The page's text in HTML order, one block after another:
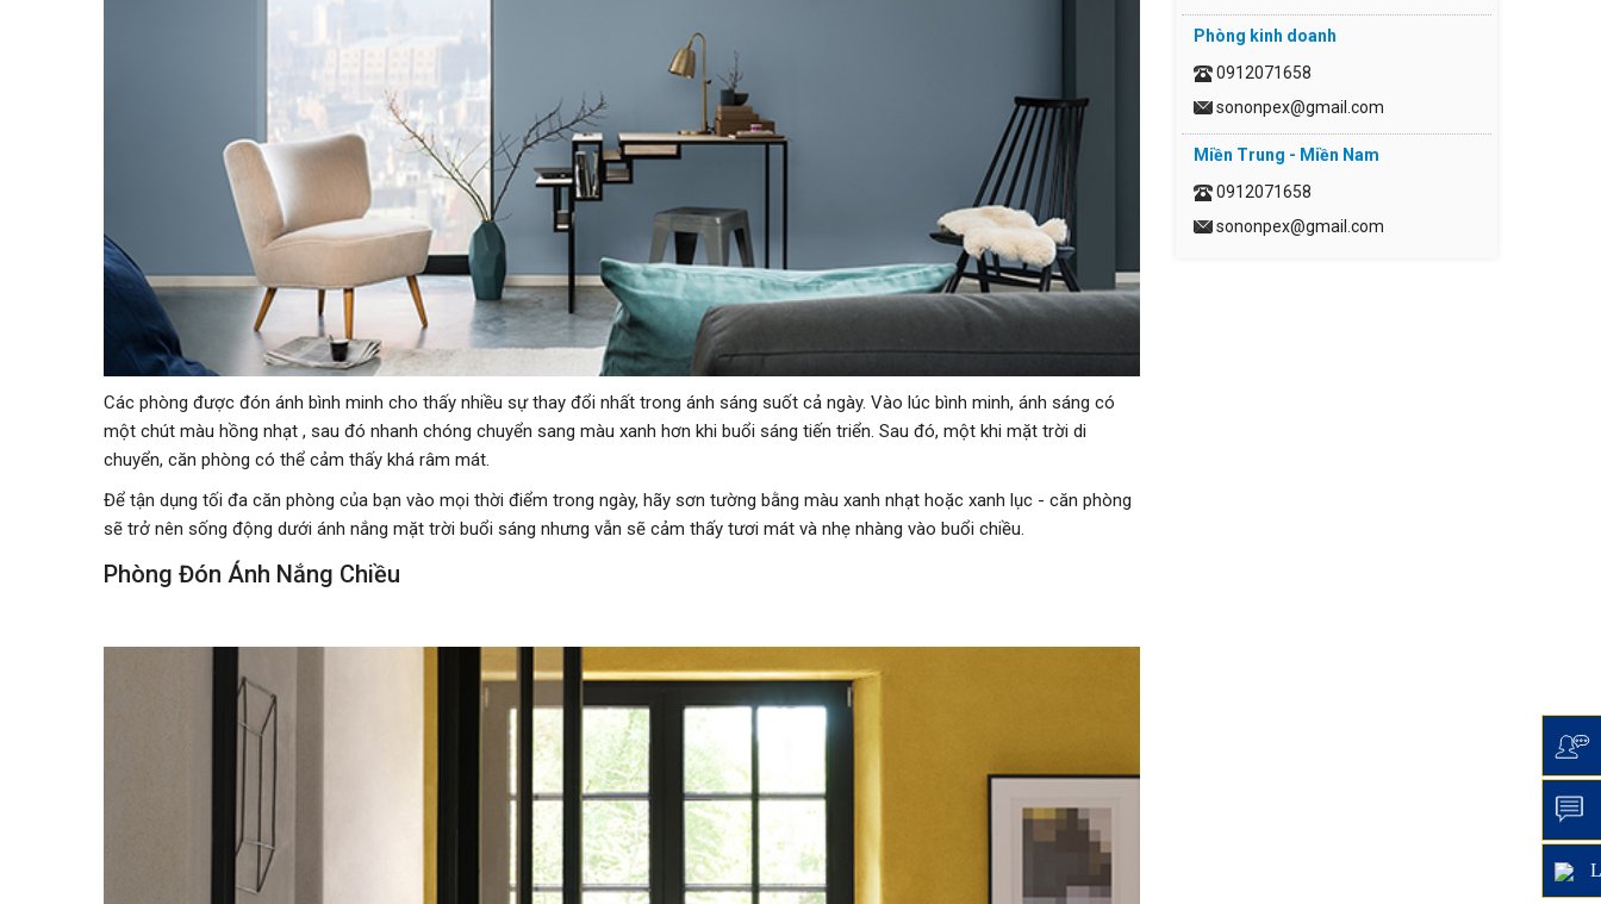
Các phòng được đón ánh bình minh cho thấy nhiều sự thay đổi nhất trong ánh sáng suốt cả ngày. Vào lúc bình minh, ánh sáng có
một chút màu hồng nhạt , sau đó nhanh chóng chuyển sang màu xanh hơn khi buổi sáng tiến triển. Sau đó, một khi mặt trời di
chuyển, căn phòng có thể cảm thấy khá râm mát.
Để tận dụng tối đa căn phòng của bạn vào mọi thời điểm trong ngày, hãy sơn tường bằng màu xanh nhạt hoặc xanh lục - căn phòng
sẽ trở nên sống động dưới ánh nắng mặt trời buổi sáng nhưng vẫn sẽ cảm thấy tươi mát và nhẹ nhàng vào buổi chiều.
Phòng Đón Ánh Nắng Chiều
Phòng kinh doanh
0912071658
sononpex@gmail.com
Miền Trung - Miền Nam
0912071658
sononpex@gmail.com